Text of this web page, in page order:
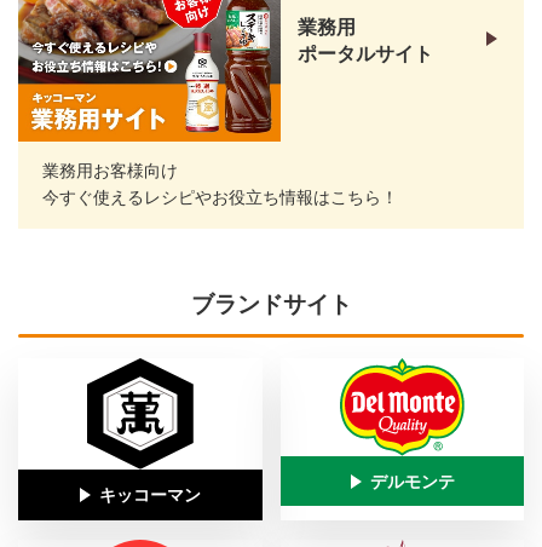
業務用
ポータルサイト
業務用お客様向け
今すぐ使えるレシピやお役立ち情報はこちら！
ブランドサイト
キッコーマン
デルモンテ